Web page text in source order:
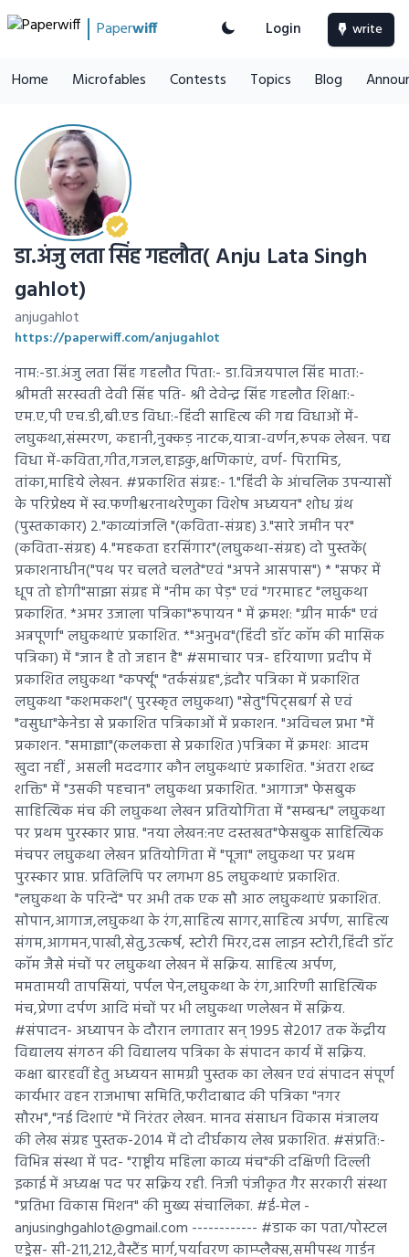
Paperwiff Login write
Home Microfables Contests Topics Blog
डा.अंजु लता सिंह गहलौत( Anju Lata Singh
gahlot)
anjugahlot
https://paperwiff.com/anjugahlot
नाम:-डा.अंजु लता सिंह गहलौत पिता:- डा.विजयपाल सिंह माता:-
श्रीमती सरस्वती देवी सिंह पति- श्री देवेन्द्र सिंह गहलौत शिक्षा:-
एम.ए,पी एच.डी,बी.एड विधा:-हिंदी साहित्य की गद्य विधाओं में-
लघुकथा,संस्मरण, कहानी,नुक्कड़ नाटक,यात्रा-वर्णन,रूपक लेखन. पद्य
विधा में-कविता,गीत,गजल,हाइकु,क्षणिकाएं, वर्ण- पिरामिड,
तांका,माहिये लेखन. #प्रकाशित संग्रह:- 1."हिंदी के आंचलिक उपन्यासों
के परिप्रेक्ष्य में स्व.फणीश्वरनाथरेणुका विशेष अध्ययन" शोध ग्रंथ
(पुस्तकाकार) 2."काव्यांजलि "(कविता-संग्रह) 3."सारे जमीन पर"
(कविता-संग्रह) 4."महकता हरसिंगार"(लघुकथा-संग्रह) दो पुस्तकें(
प्रकाशनाधीन("पथ पर चलते चलते"एवं "अपने आसपास") * "सफर में
धूप तो होगी"साझा संग्रह में "नीम का पेड़" एवं "गरमाहट "लघुकथा
प्रकाशित. *अमर उजाला पत्रिका"रूपायन " में क्रमश: "ग्रीन मार्क" एवं
अन्नपूर्णा" लघुकथाएं प्रकाशित. *"अनुभव"(हिंदी डाॅट काॅम की मासिक
पत्रिका) में "जान है तो जहान है" #समाचार पत्र- हरियाणा प्रदीप में
प्रकाशित लघुकथा "कर्फ्यू" "तर्कसंग्रह",इंदौर पत्रिका में प्रकाशित
लघुकथा "कशमकश"( पुरस्कृत लघुकथा) "सेतु"पिट्सबर्ग से एवं
"वसुधा"केनेडा से प्रकाशित पत्रिकाओं में प्रकाशन. "अविचल प्रभा "में
प्रकाशन. "समाज्ञा"(कलकत्ता से प्रकाशित )पत्रिका में क्रमशः आदम
खुदा नहीं , असली मददगार कौन लघुकथाएं प्रकाशित. "अंतरा शब्द
शक्ति" में "उसकी पहचान" लघुकथा प्रकाशित. "आगाज" फेसबुक
साहित्यिक मंच की लघुकथा लेखन प्रतियोगिता में "सम्बन्ध" लघुकथा
पर प्रथम पुरस्कार प्राप्त. "नया लेखन:नए दस्तखत"फेसबुक साहित्यिक
मंचपर लघुकथा लेखन प्रतियोगिता में "पूजा" लघुकथा पर प्रथम
पुरस्कार प्राप्त. प्रतिलिपि पर लगभग 85 लघुकथाएं प्रकाशित.
"लघुकथा के परिन्दें" पर अभी तक एक सौ आठ लघुकथाएं प्रकाशित.
सोपान,आगाज,लघुकथा के रंग,साहित्य सागर,साहित्य अर्पण, साहित्य
संगम,आगमन,पाखी,सेतु,उत्कर्ष, स्टोरी मिरर,दस लाइन स्टोरी,हिंदी डाॅट
काॅम जैसे मंचों पर लघुकथा लेखन में सक्रिय. साहित्य अर्पण,
ममतामयी तापसियां, पर्पल पेन,लघुकथा के रंग,आरिणी साहित्यिक
मंच,प्रेणा दर्पण आदि मंचों पर भी लघुकथा णलेखन में सक्रिय.
#संपादन- अध्यापन के दौरान लगातार सन् 1995 से2017 तक केंद्रीय
विद्यालय संगठन की विद्यालय पत्रिका के संपादन कार्य में सक्रिय.
कक्षा बारहवीं हेतु अध्ययन सामग्री पुस्तक का लेखन एवं संपादन संपूर्ण
कार्यभार वहन राजभाषा समिति,फरीदाबाद की पत्रिका "नगर
सौरभ","नई दिशाएं "में निरंतर लेखन. मानव संसाधन विकास मंत्रालय
की लेख संग्रह पुस्तक-2014 में दो दीर्घकाय लेख प्रकाशित. #संप्रति:-
विभिन्न संस्था में पद- "राष्ट्रीय महिला काव्य मंच"की दक्षिणी दिल्ली
इकाई में अध्यक्ष पद पर सक्रिय रही. निजी पंजीकृत गैर सरकारी संस्था
"प्रतिभा विकास मिशन" की मुख्य संचालिका. #ई-मेल -
anjusinghgahlot@gmail.com ------------ #डाक का पता/पोस्टल
एड्रेस- सी-211,212,वैस्टैंड मार्ग,पर्यावरण काम्प्लैक्स,समीपस्थ गार्डन